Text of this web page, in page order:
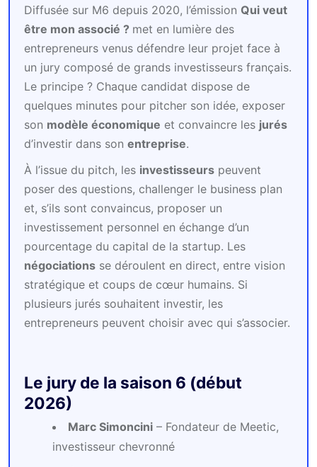
Diffusée sur M6 depuis 2020, l’émission Qui veut
être mon associé ? met en lumière des
entrepreneurs venus défendre leur projet face à
un jury composé de grands investisseurs français.
Le principe ? Chaque candidat dispose de
quelques minutes pour pitcher son idée, exposer
son modèle économique et convaincre les jurés
d’investir dans son entreprise.
À l’issue du pitch, les investisseurs peuvent
poser des questions, challenger le business plan
et, s’ils sont convaincus, proposer un
investissement personnel en échange d’un
pourcentage du capital de la startup. Les
négociations se déroulent en direct, entre vision
stratégique et coups de cœur humains. Si
plusieurs jurés souhaitent investir, les
entrepreneurs peuvent choisir avec qui s’associer.
Le jury de la saison 6 (début
2026)
Marc Simoncini – Fondateur de Meetic,
investisseur chevronné